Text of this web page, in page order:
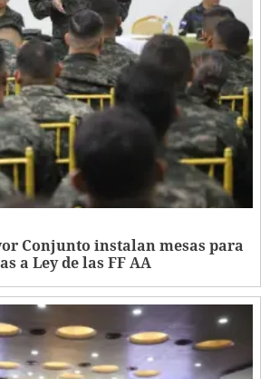
Conjunto instalan mesas para
a Ley de las FF AA